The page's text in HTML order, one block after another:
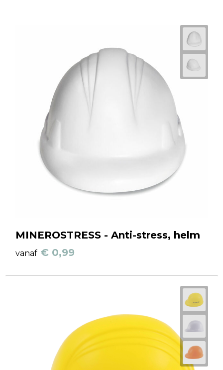
MINEROSTRESS - Anti-stress, helm
vanaf € 0,99